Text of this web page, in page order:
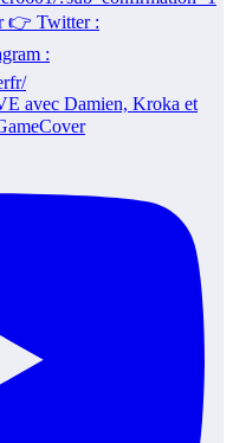
avec Damien, Kroka et